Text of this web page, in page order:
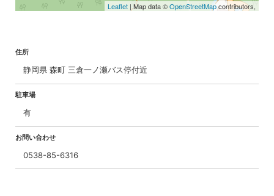
Leaflet | Map data ©OpenStreetMapcontributors,
住所
静岡県 森町 三倉一ノ瀬バス停付近
駐車場
有
お問い合わせ
0538-85-6316